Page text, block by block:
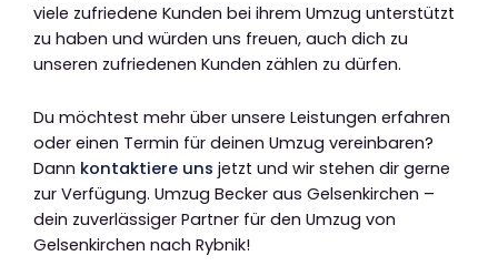
viele zufriedene Kunden bei ihrem Umzug unterstützt
zu haben und würden uns freuen, auch dich zu
unseren zufriedenen Kunden zählen zu dürfen.
Du möchtest mehr über unsere Leistungen erfahren
oder einen Termin für deinen Umzug vereinbaren?
Dann kontaktiere uns jetzt und wir stehen dir gerne
zur Verfügung. Umzug Becker aus Gelsenkirchen –
dein zuverlässiger Partner für den Umzug von
Gelsenkirchen nach Rybnik!